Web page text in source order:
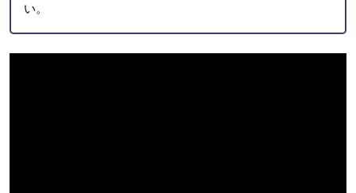
い。